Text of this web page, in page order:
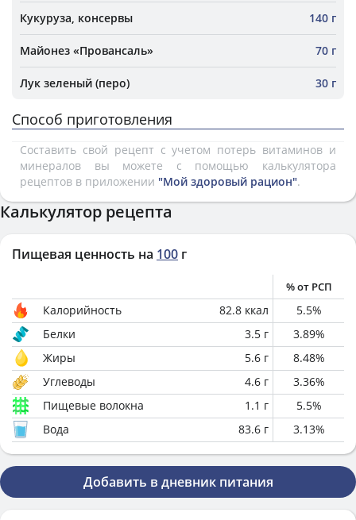
Кукуруза, консервы 140 г
Майонез «Провансаль» 70 г
Лук зеленый (перо) 30 г
Способ приготовления
Составить свой рецепт с учетом потерь витаминов и
минералов вы можете с помощью калькулятора
рецептов в приложении "Мой здоровый рацион".
Калькулятор рецепта
Пищевая ценность на 100 г
% от РСП
Калорийность 82.8 ккал 5.5%
Белки
3.5 г 3.89%
Жиры
5.6 г 8.48%
Углеводы
4.6 г 3.36%
Пищевые волокна
1.1 г 5.5%
Вода
83.6 г 3.13%
Добавить в дневник питания